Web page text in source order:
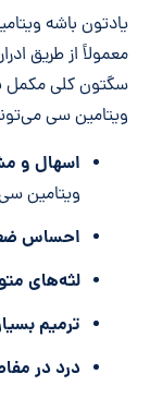
معمولاً از طریق
سگتون کلی مکمل
ویتامین سی
اسهال و
ویتامین
احساس
لثه‌های
ترمیم
درد در